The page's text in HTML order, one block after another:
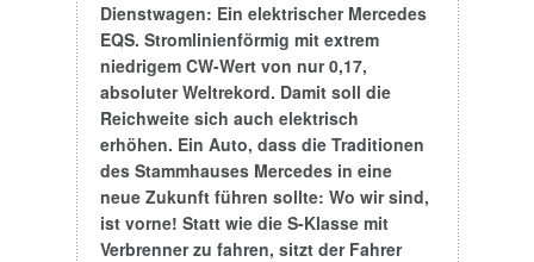
Dienstwagen: Ein elektrischer Mercedes
EQS. Stromlinienförmig mit extrem
niedrigem CW-Wert von nur 0,17,
absoluter Weltrekord. Damit soll die
Reichweite sich auch elektrisch
erhöhen. Ein Auto, dass die Traditionen
des Stammhauses Mercedes in eine
neue Zukunft führen sollte: Wo wir sind,
ist vorne! Statt wie die S-Klasse mit
Verbrenner zu fahren, sitzt der Fahrer